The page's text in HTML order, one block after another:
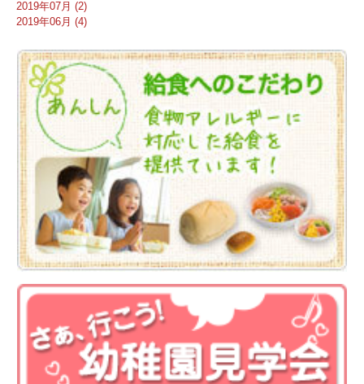
2019年07月 (2)
2019年06月 (4)